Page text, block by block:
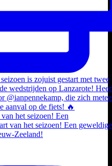
het seizoen! Een